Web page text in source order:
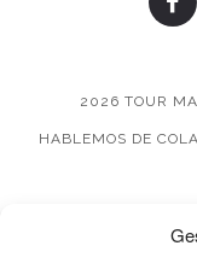
2026 TOUR
HABLEMOS DE